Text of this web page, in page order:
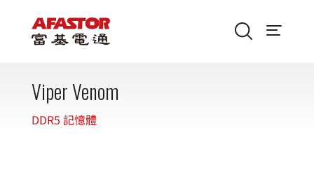
Viper Venom
DDR5 記憶體